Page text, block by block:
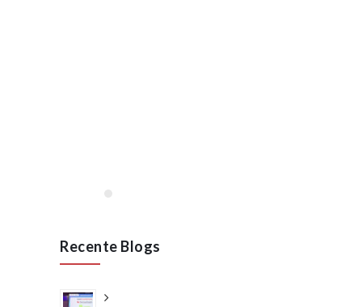
Recente Blogs